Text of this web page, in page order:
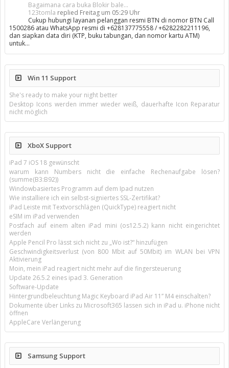
Bagaimana cara buka Blokir bale...
123tomla replied Freitag um 05:29 Uhr
Cukup hubungi layanan pelanggan resmi BTN di nomor BTN Call
1500286 atau WhatsApp resmi di +628137775558 / +6282282211196,
dan siapkan data diri (KTP, buku tabungan, dan nomor kartu ATM)
untuk…
Win 11 Support
She's ready to make your night better
Desktop Icons werden immer wieder weiß, dauerhafte Icon Reparatur
nicht möglich
XboX Support
iPad 7 iOS 18 gewünscht
warum kann Numbers nicht die einfache Rechenaufgabe lösen?
(summe(B3:B92))
Windowbasiertes Programm auf dem Ipad nutzen
Wie installiere ich ein selbst-signiertes SSL-Zertifikat?
iPad Leiste mit Textvorschlägen (QuickType) reagiert nicht
eSIM im iPad verwenden
Postfach auf einem alten iPad mini (os12.5.2) kann nicht eingerichtet
werden
Apple Pencil Pro lässt sich nicht zu „Wo ist?“ hinzufügen
Geschwindigkeitsverlust (von 800 Mbit auf 50Mbit) im WLAN bei VPN
Aktivierung
Moin, mein iPad reagiert nicht mehr auf die fingersteuerung
Update 26.5.2 eines ipad 3. Generation
Software-Update
Hintergrundbeleuchtung Magic Keyboard iPad Air 11’’ M4 einschalten?
Dokumente über Links zu Microsoft365 lassen sich in iPad u. iPhone nicht
öffnen
AppleCare Verlängerung
Samsung Support